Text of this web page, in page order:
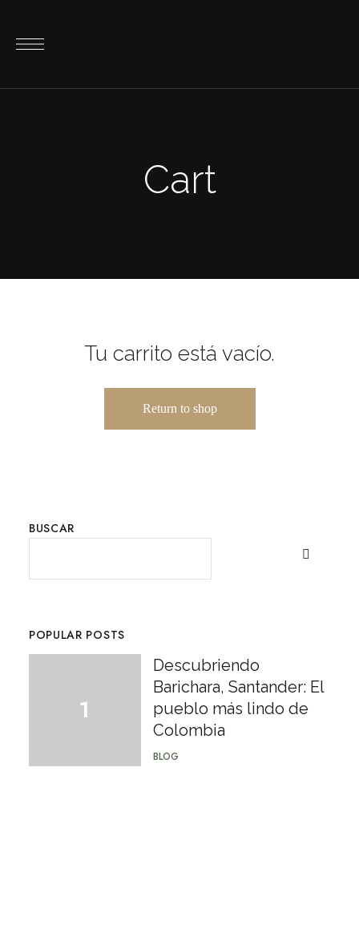
Cart
Tu carrito está vacío.
Return to shop
BUSCAR
POPULAR POSTS
Descubriendo
Barichara, Santander: El
pueblo más lindo de
Colombia
BLOG